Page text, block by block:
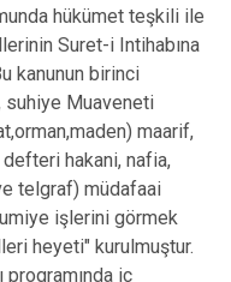
hükümet teşkili ile
Suret-i Intihabına
kanunun birinci
Muaveneti
maarif,
hakani, nafia,
telgraf) müdafaai
işlerini görmek
heyeti" kurulmuştur.
programında iç